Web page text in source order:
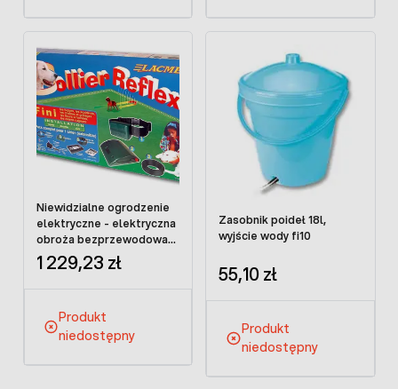
Niewidzialne ogrodzenie
elektryczne - elektryczna
obroża bezprzewodowa
dla psa
1 229,23 zł
Produkt
niedostępny
Zasobnik poideł 18l,
wyjście wody fi10
55,10 zł
Produkt
niedostępny